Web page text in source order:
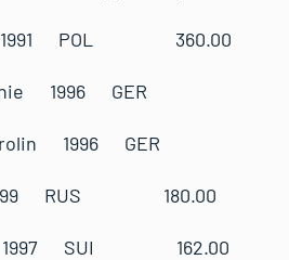
1991 POL 360.00
Melanie 1996 GER
Carolin 1996 GER
1999 RUS 180.00
1997 SUI 162.00